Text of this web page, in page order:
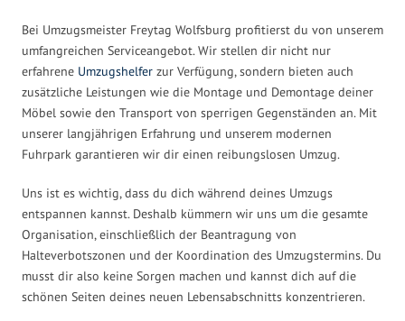
Bei Umzugsmeister Freytag Wolfsburg profitierst du von unserem
umfangreichen Serviceangebot. Wir stellen dir nicht nur
erfahrene Umzugshelfer zur Verfügung, sondern bieten auch
zusätzliche Leistungen wie die Montage und Demontage deiner
Möbel sowie den Transport von sperrigen Gegenständen an. Mit
unserer langjährigen Erfahrung und unserem modernen
Fuhrpark garantieren wir dir einen reibungslosen Umzug.
Uns ist es wichtig, dass du dich während deines Umzugs
entspannen kannst. Deshalb kümmern wir uns um die gesamte
Organisation, einschließlich der Beantragung von
Halteverbotszonen und der Koordination des Umzugstermins. Du
musst dir also keine Sorgen machen und kannst dich auf die
schönen Seiten deines neuen Lebensabschnitts konzentrieren.